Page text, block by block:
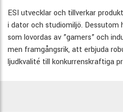
ESI utvecklar och tillverkar
i dator och studiomiljö.
som lovordas av ”gamers” och
men framgångsrik, att erbjuda
ljudkvalité till konkurrenskraftiga